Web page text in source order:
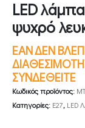
LED
ψυχρό
ΕΑΝ ΔΕΝ
ΣΥΝΔΕΘΕΙΤΕ
Κωδικός προϊόντος:
Κατηγορίες: E27, LED